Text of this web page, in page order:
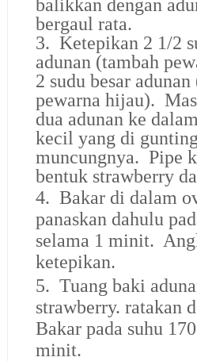
balikkan dengan
bergaul rata.
3. Ketepikan 2 1/2
adunan (tambah
2 sudu besar
pewarna hijau).
dua adunan ke
kecil yang di
muncungnya. Pipe
bentuk strawberry
4. Bakar di dalam
panaskan dahulu
selama 1 minit.
ketepikan.
5. Tuang baki
strawberry. ratakan
Bakar pada suhu
minit.